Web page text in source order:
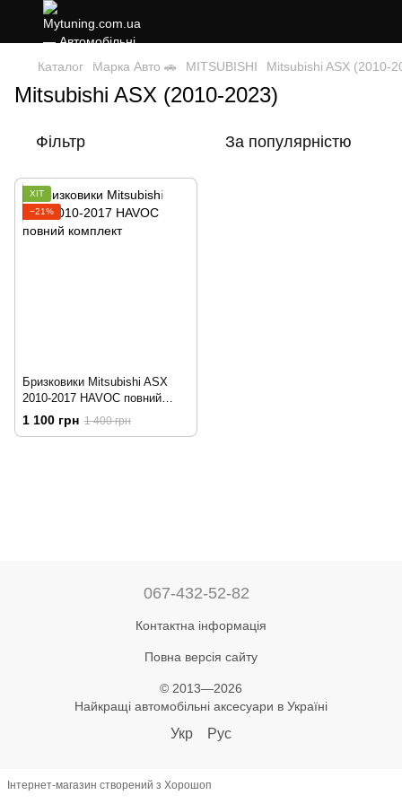
Каталог Марка Авто 🚗 MITSUBISHI Mitsubishi ASX (2010-
Mitsubishi ASX (2010-2023)
Фільтр За популярністю
ХІТ
−21%
Бризковики Mitsubishi ASX
2010-2017 HAVOC повний
комплект
1 100 грн 1 400 грн
067-432-52-82
Контактна інформація
Повна версія сайту
© 2013—2026
Найкращі автомобільні аксесуари в Україні
Укр Рус
Інтернет-магазин створений з Хорошоп